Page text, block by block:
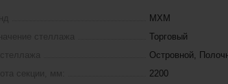
МХМ
Торговый
Островной,
2200